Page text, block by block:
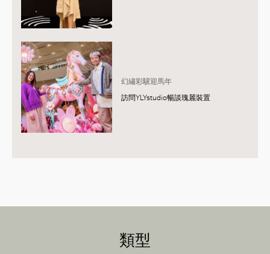
幻繡彩驥迎馬年
訪問YLYstudio暢談瑰麗裝置
類型